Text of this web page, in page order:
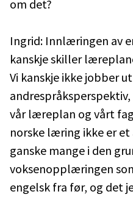
om det?
Ingrid: Innlæringen av
kanskje skiller
Vi kanskje ikke jobber
vår læreplan og vårt
norske læring ikke er
ganske mange i den
voksenopplæringen
engelsk fra før, og det